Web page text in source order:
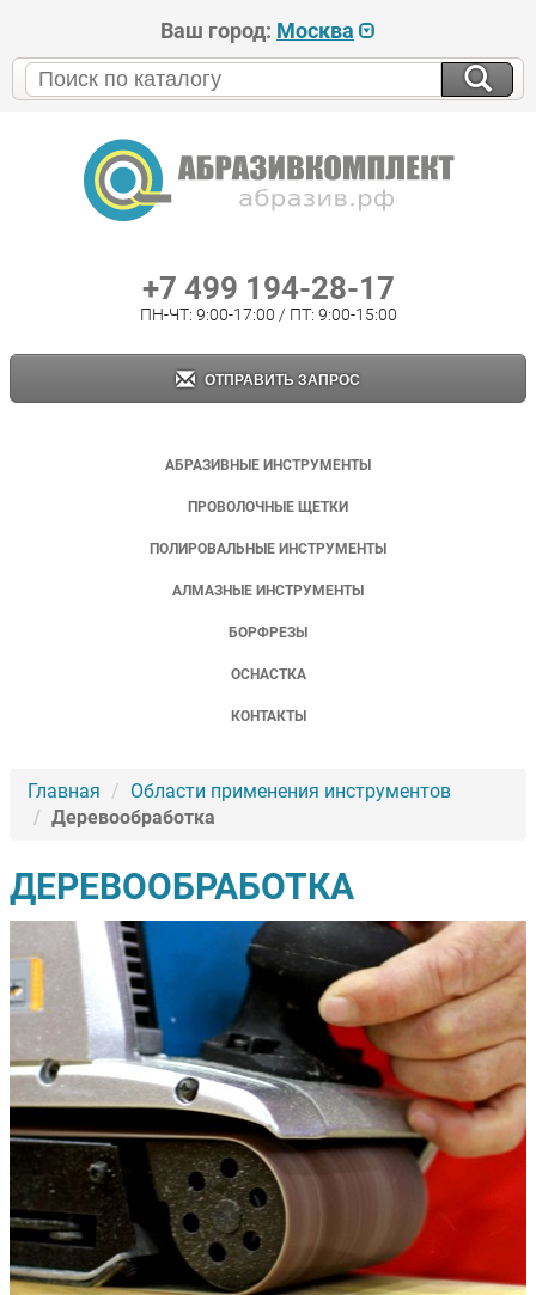
Ваш город: Москва
+7 499 194-28-17
ПН-ЧТ: 9:00-17:00 / ПТ: 9:00-15:00
ОТПРАВИТЬ ЗАПРОС
АБРАЗИВНЫЕ ИНСТРУМЕНТЫ
ПРОВОЛОЧНЫЕ ЩЕТКИ
ПОЛИРОВАЛЬНЫЕ ИНСТРУМЕНТЫ
АЛМАЗНЫЕ ИНСТРУМЕНТЫ
БОРФРЕЗЫ
ОСНАСТКА
КОНТАКТЫ
Главная
Области применения инструментов
Деревообработка
ДЕРЕВООБРАБОТКА